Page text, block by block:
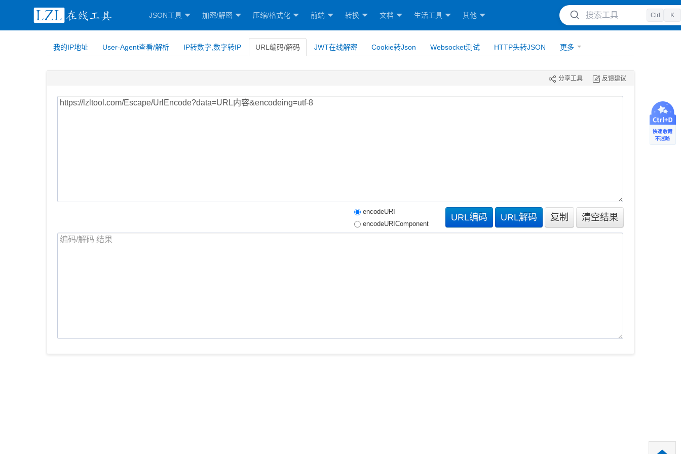
JSON工具 加密/解密 压缩/格式化 前端 转换 文档 生活工具 其他 搜索工具 Ctrl K
我的IP地址 User-Agent查看/解析 IP转数字,数字转IP URL编码/解码 JWT在线解密 Cookie转Json Websocket测试 HTTP头转JSON 更多
分享工具 反馈建议
encodeURI
encodeURIComponent